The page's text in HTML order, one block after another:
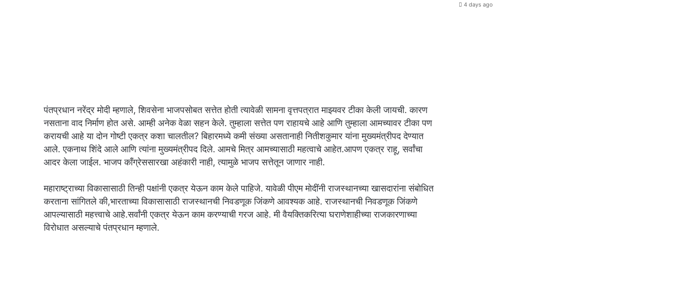
पंतप्रधान नरेंद्र मोदी म्हणाले, शिवसेना भाजपसोबत सत्तेत होती त्यावेळी सामना वृत्तपत्रात माझ्यवर टीका केली जायची. कारण
नसताना वाद निर्माण होत असे. आम्ही अनेक वेळा सहन केले. तुम्हाला सत्तेत पण राहायचे आहे आणि तुम्हाला आमच्यावर टीका पण
करायची आहे या दोन गोष्टी एकत्र कशा चालतील? बिहारमध्ये कमी संख्या असतानाही नितीशकुमार यांना मुख्यमंत्रीपद देण्यात
आले. एकनाथ शिंदे आले आणि त्यांना मुख्यमंत्रीपद दिले. आमचे मित्र आमच्यासाठी महत्वाचे आहेत.आपण एकत्र राहू, सर्वांचा
आदर केला जाईल. भाजप काँग्रेससारखा अहंकारी नाही, त्यामुळे भाजप सत्तेतून जाणार नाही.
महाराष्ट्राच्या विकासासाठी तिन्ही पक्षांनी एकत्र येऊन काम केले पाहिजे. यावेळी पीएम मोदींनी राजस्थानच्या खासदारांना संबोधित
करताना सांगितले की,भारताच्या विकासासाठी राजस्थानची निवडणूक जिंकणे आवश्यक आहे. राजस्थानची निवडणूक जिंकणे
आपल्यासाठी महत्त्वाचे आहे.सर्वांनी एकत्र येऊन काम करण्याची गरज आहे. मी वैयक्तिकरित्या घराणेशाहीच्या राजकारणाच्या
विरोधात असल्याचे पंतप्रधान म्हणाले.
4 days ago